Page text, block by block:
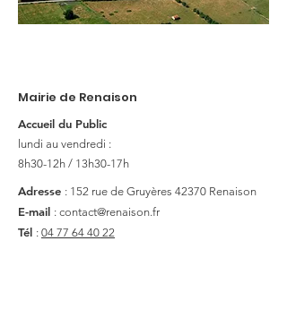
Mairie de Renaison
Accueil du Public
lundi au vendredi :
8h30-12h / 13h30-17h
Adresse : 152 rue de Gruyères 42370 Renaison
E-mail : contact@renaison.fr
Tél : 04 77 64 40 22